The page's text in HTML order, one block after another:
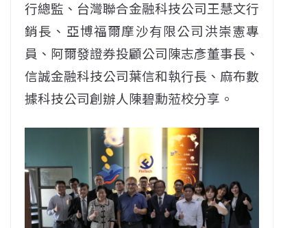
行總監、台灣聯合金融科技公司王慧文行
銷長、亞博福爾摩沙有限公司洪崇憲專
員、阿爾發證券投顧公司陳志彥董事長、
信誠金融科技公司葉信和執行長、麻布數
據科技公司創辦人陳碧勳蒞校分享。